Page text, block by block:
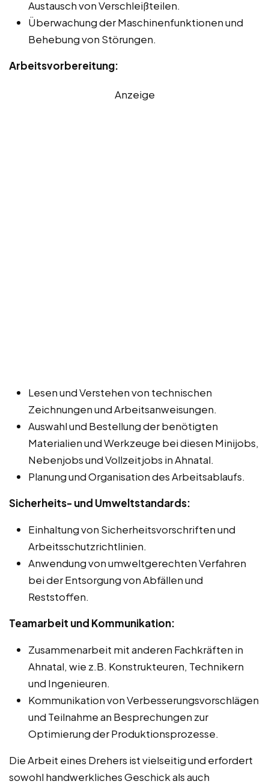
Austausch von Verschleißteilen.
Überwachung der Maschinenfunktionen und
Behebung von Störungen.
Arbeitsvorbereitung:
Anzeige
Lesen und Verstehen von technischen
Zeichnungen und Arbeitsanweisungen.
Auswahl und Bestellung der benötigten
Materialien und Werkzeuge bei diesen Minijobs,
Nebenjobs und Vollzeitjobs in Ahnatal.
Planung und Organisation des Arbeitsablaufs.
Sicherheits- und Umweltstandards:
Einhaltung von Sicherheitsvorschriften und
Arbeitsschutzrichtlinien.
Anwendung von umweltgerechten Verfahren
bei der Entsorgung von Abfällen und
Reststoffen.
Teamarbeit und Kommunikation:
Zusammenarbeit mit anderen Fachkräften in
Ahnatal, wie z.B. Konstrukteuren, Technikern
und Ingenieuren.
Kommunikation von Verbesserungsvorschlägen
und Teilnahme an Besprechungen zur
Optimierung der Produktionsprozesse.
Die Arbeit eines Drehers ist vielseitig und erfordert
sowohl handwerkliches Geschick als auch